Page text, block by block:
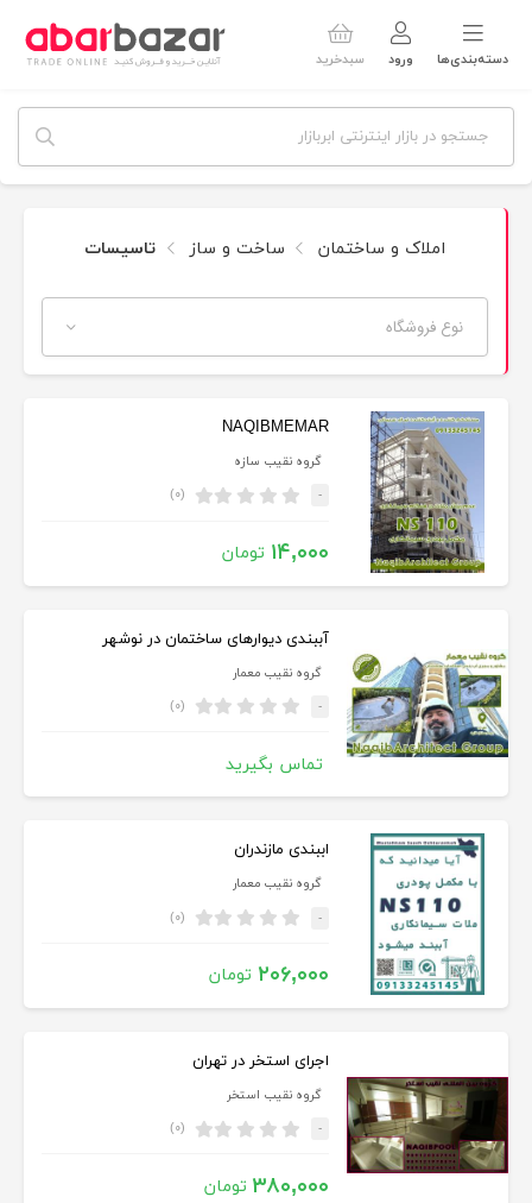
دسته‌بندی‌ها ورود سبدخرید
املاک و ساختمان ساخت و ساز تاسیسات
نوع فروشگاه
NAQIBMEMAR
گروه نقیب سازه
- (۰)
۱۴,۰۰۰ تومان
آببندی دیوارهای ساختمان در نوشهر
گروه نقیب معمار
- (۰)
تماس بگیرید
اببندی مازندران
گروه نقیب معمار
- (۰)
۲۰۶,۰۰۰ تومان
اجرای استخر در تهران
گروه نقیب استخر
- (۰)
۳۸۰,۰۰۰ تومان